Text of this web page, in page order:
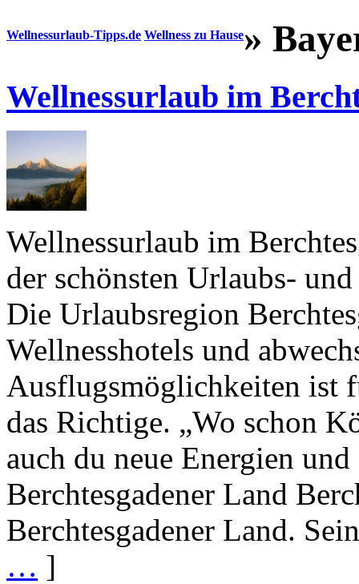
Wellnessurlaub-Tipps.de Wellness zu Hause»
Wellnessurlaub im
Wellnessurlaub im
der schönsten Urlaubs-
Die Urlaubsregion
Wellnesshotels und
Ausflugsmöglichkeiten ist
das Richtige. „Wo schon
auch du neue Energien
Berchtesgadener Land
Berchtesgadener Land.
… ]